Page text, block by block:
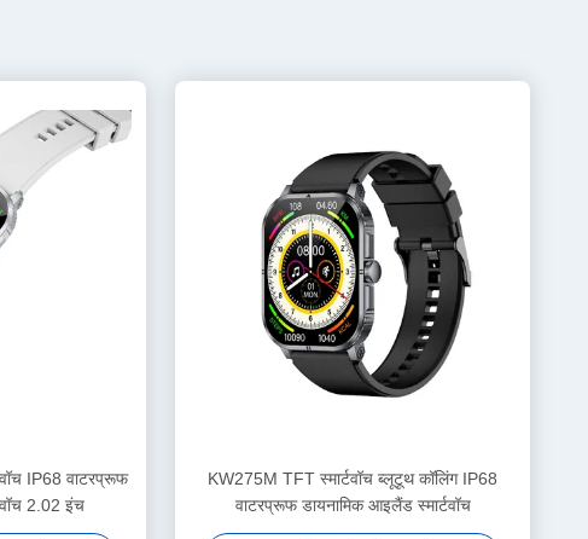
IP68 वाटरप्रूफ
2.02 इंच
KW275M TFT स्मार्टवॉच ब्लूटूथ कॉलिंग IP68
वाटरप्रूफ डायनामिक आइलैंड स्मार्टवॉच